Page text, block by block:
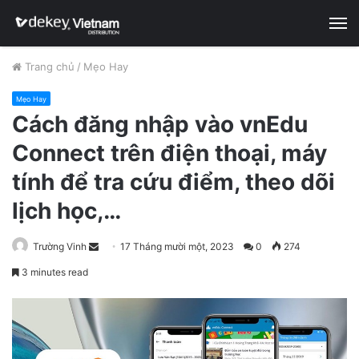
Trang chủ / Mẹo Hay
Mẹo Hay
Cách đăng nhập vào vnEdu
Connect trên điện thoại, máy
tính để tra cứu điểm, theo dõi
lịch học,…
Trường Vinh
n
17 Tháng mười một, 2023 0 274
3 minutes read